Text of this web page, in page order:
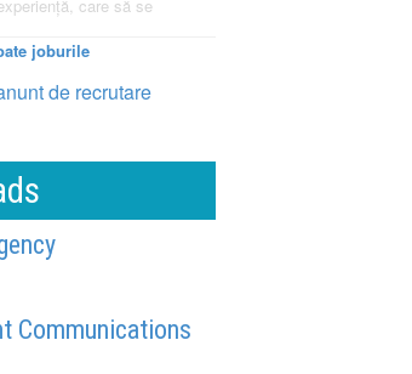
care să se
joburile
de recrutare
Communications